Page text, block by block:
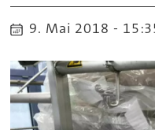
9. Mai 2018 -